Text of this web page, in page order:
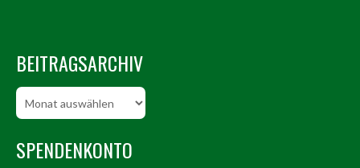
BEITRAGSARCHIV
Beitragsarchiv
SPENDENKONTO